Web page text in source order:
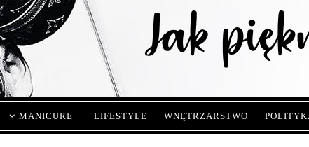
MANICURE LIFESTYLE WNĘTRZARSTWO